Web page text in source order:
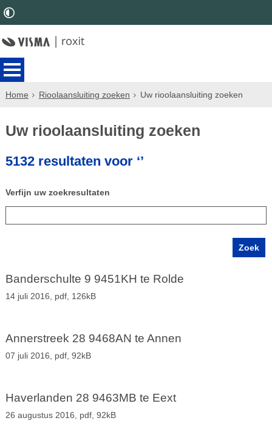
Home Rioolaansluiting zoeken Uw rioolaansluiting zoeken
Uw rioolaansluiting zoeken
5132 resultaten voor ‘’
Verfijn uw zoekresultaten
Banderschulte 9 9451KH te Rolde
14 juli 2016, pdf, 126kB
Annerstreek 28 9468AN te Annen
07 juli 2016, pdf, 92kB
Haverlanden 28 9463MB te Eext
26 augustus 2016, pdf, 92kB